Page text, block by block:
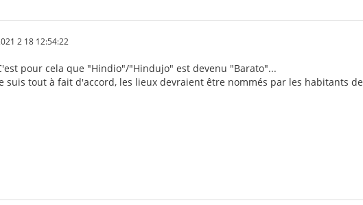
2 18 12:54:22
pour cela que "Hindio"/"Hindujo" est devenu "Barato"...
suis tout à fait d'accord, les lieux devraient être nommés par les habitants